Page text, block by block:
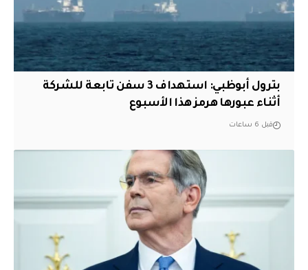
بترول أبوظبي: استهداف 3 سفن تابعة للشركة
أثناء عبورها هرمز هذا الأسبوع
قبل 6 ساعات